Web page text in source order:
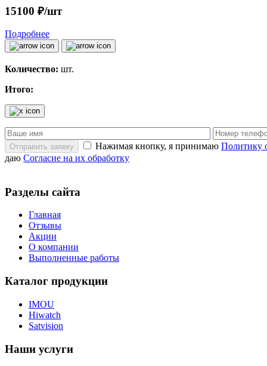
15100 ₽/шт
Подробнее
Количество: шт.
Итого:
Отправить заявку Нажимая кнопку, я принимаю Политику
даю Согласие на их обработку
Разделы сайта
Главная
Отзывы
Акции
О компании
Выполненные работы
Каталог продукции
IMOU
Hiwatch
Satvision
Наши услуги